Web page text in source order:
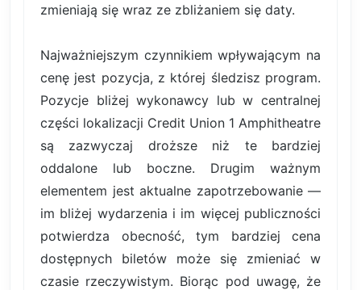
zmieniają się wraz ze zbliżaniem się daty.
Najważniejszym czynnikiem wpływającym na
cenę jest pozycja, z której śledzisz program.
Pozycje bliżej wykonawcy lub w centralnej
części lokalizacji Credit Union 1 Amphitheatre
są zazwyczaj droższe niż te bardziej
oddalone lub boczne. Drugim ważnym
elementem jest aktualne zapotrzebowanie —
im bliżej wydarzenia i im więcej publiczności
potwierdza obecność, tym bardziej cena
dostępnych biletów może się zmieniać w
czasie rzeczywistym. Biorąc pod uwagę, że